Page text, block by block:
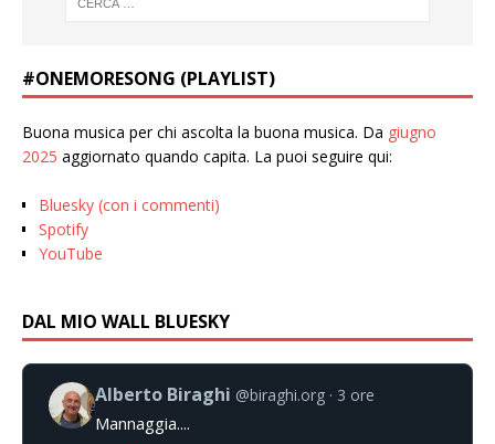
#ONEMORESONG (PLAYLIST)
Buona musica per chi ascolta la buona musica. Da giugno
2025 aggiornato quando capita. La puoi seguire qui:
Bluesky (con i commenti)
Spotify
YouTube
DAL MIO WALL BLUESKY
Alberto Biraghi @biraghi.org 3 ore
Mannaggia....